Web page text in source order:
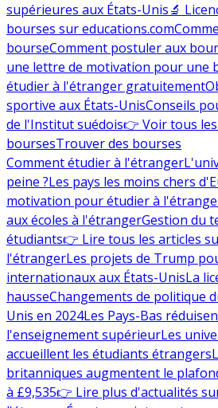
supérieures aux États-Unis🔬
bourses sur educations.com
bourseComment postuler aux
une lettre de motivation pour une
étudier à l'étranger gratuitement
sportive aux États-UnisConseils
de l'Institut suédois👉 Voir tous
boursesTrouver des bourses
Comment étudier à l'étranger
peine ?Les pays les moins chers
motivation pour étudier à
aux écoles à l'étrangerGestion du
étudiants👉 Lire tous les articles
l'étrangerLes projets de Trump
internationaux aux États-UnisLa
hausseChangements de politique
Unis en 2024Les Pays-Bas
l'enseignement supérieurLes
accueillent les étudiants étrangers
britanniques augmentent le
à £9,535👉 Lire plus d'actualités